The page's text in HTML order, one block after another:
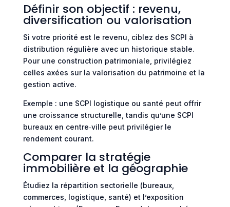
Définir son objectif : revenu,
diversification ou valorisation
Si votre priorité est le revenu, ciblez des SCPI à
distribution régulière avec un historique stable.
Pour une construction patrimoniale, privilégiez
celles axées sur la valorisation du patrimoine et la
gestion active.
Exemple : une SCPI logistique ou santé peut offrir
une croissance structurelle, tandis qu’une SCPI
bureaux en centre‑ville peut privilégier le
rendement courant.
Comparer la stratégie
immobilière et la géographie
Étudiez la répartition sectorielle (bureaux,
commerces, logistique, santé) et l’exposition